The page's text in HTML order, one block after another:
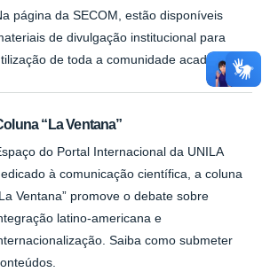
página da SECOM, estão disponíveis
de divulgação institucional para
de toda a comunidade acadêmica.
“La Ventana”
do Portal Internacional da UNILA
à comunicação científica, a coluna
Ventana” promove o debate sobre
latino-americana e
Saiba como submeter